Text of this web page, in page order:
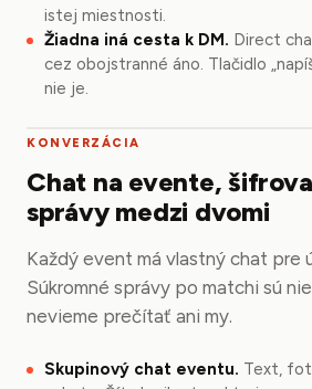
istej miestnosti.
Žiadna iná cesta k DM. Direct
cez obojstranné áno. Tlačidlo
nie je.
KONVERZÁCIA
Chat na evente,
správy medzi dvomi
Každý event má vlastný chat pre
Súkromné správy po matchi sú
nevieme prečítať ani my.
Skupinový chat eventu. Text,